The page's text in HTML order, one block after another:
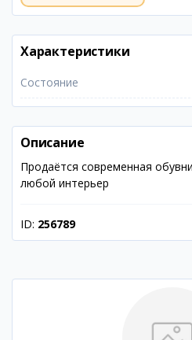
Характеристики
Состояние
Описание
Продаётся современная
любой интерьер
ID: 256789